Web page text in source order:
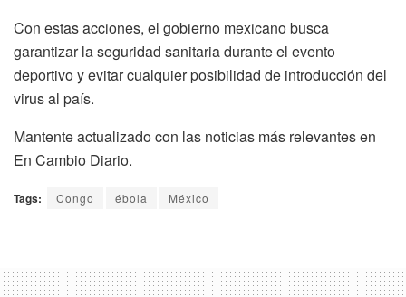
Con estas acciones, el gobierno mexicano busca
garantizar la seguridad sanitaria durante el evento
deportivo y evitar cualquier posibilidad de introducción del
virus al país.
Mantente actualizado con las noticias más relevantes en
En Cambio Diario.
Tags: Congo ébola México